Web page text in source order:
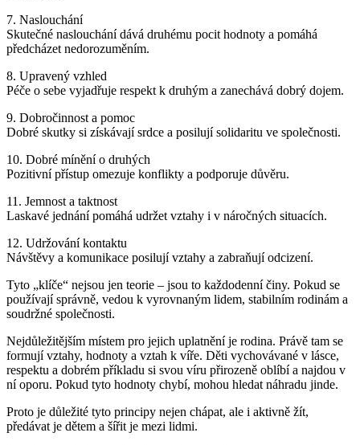
7. Naslouchání
Skutečné naslouchání dává druhému pocit hodnoty a pomáhá
předcházet nedorozuměním.
8. Upravený vzhled
Péče o sebe vyjadřuje respekt k druhým a zanechává dobrý dojem.
9. Dobročinnost a pomoc
Dobré skutky si získávají srdce a posilují solidaritu ve společnosti.
10. Dobré mínění o druhých
Pozitivní přístup omezuje konflikty a podporuje důvěru.
11. Jemnost a taktnost
Laskavé jednání pomáhá udržet vztahy i v náročných situacích.
12. Udržování kontaktu
Návštěvy a komunikace posilují vztahy a zabraňují odcizení.
Tyto „klíče“ nejsou jen teorie – jsou to každodenní činy. Pokud se
používají správně, vedou k vyrovnaným lidem, stabilním rodinám a
soudržné společnosti.
Nejdůležitějším místem pro jejich uplatnění je rodina. Právě tam se
formují vztahy, hodnoty a vztah k víře. Děti vychovávané v lásce,
respektu a dobrém příkladu si svou víru přirozeně oblíbí a najdou v
ní oporu. Pokud tyto hodnoty chybí, mohou hledat náhradu jinde.
Proto je důležité tyto principy nejen chápat, ale i aktivně žít,
předávat je dětem a šířit je mezi lidmi.